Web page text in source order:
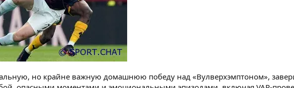
но крайне важную домашнюю победу над «Вулверхэмптоном»,